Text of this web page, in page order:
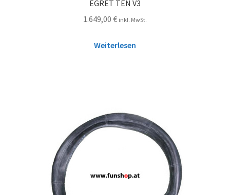
EGRET TEN V3
1.649,00 € inkl. MwSt.
Weiterlesen